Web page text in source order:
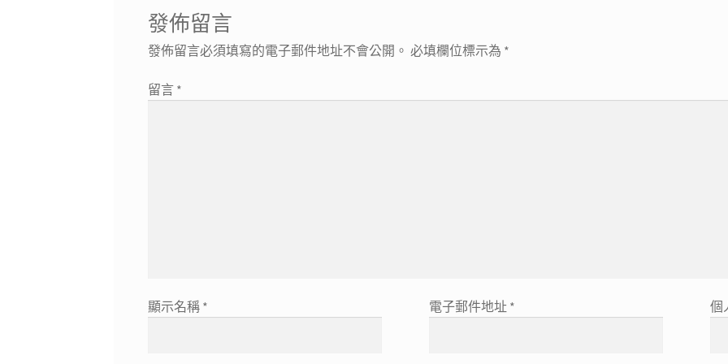
發佈留言
發佈留言必須填寫的電子郵件地址不會公開。 必填欄位標示為 *
留言 *
顯示名稱 * 電子郵件地址 * 個